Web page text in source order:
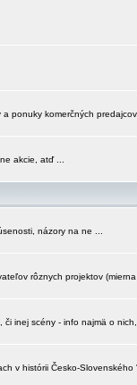
ponuky komerčných predajcov
akcie, atď ...
názory na ne ...
rôznych projektov
inej scény - info najmä o
v histórii Česko-Slovenského